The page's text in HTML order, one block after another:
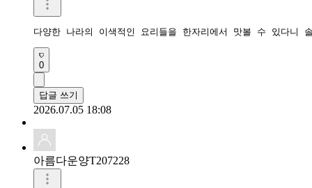
다양한 나라의 이색적인 요리들을 한자리에서 맛볼 수 있다니
0
답글 쓰기
2026.07.05 18:08
아름다운양T207228